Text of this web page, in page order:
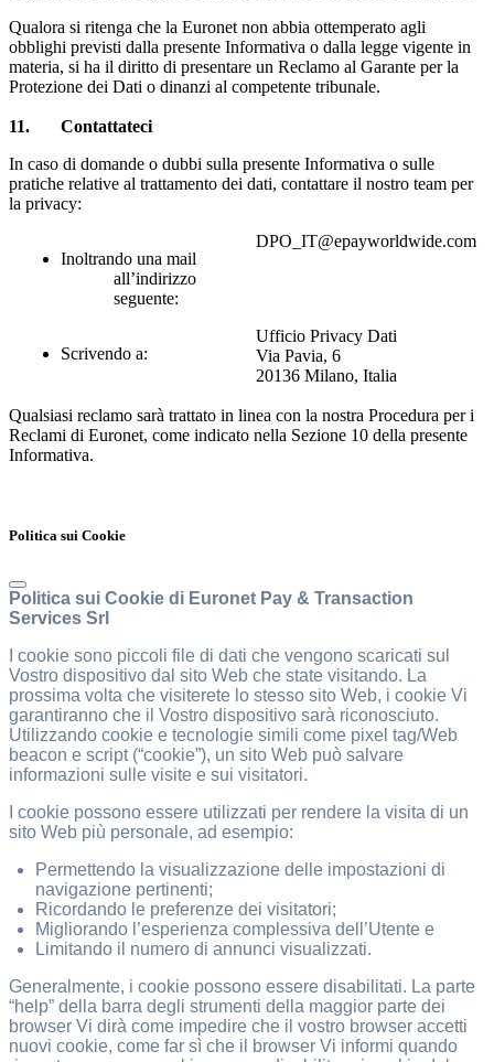
Qualora si ritenga che la Euronet non abbia ottemperato agli
obblighi previsti dalla presente Informativa o dalla legge vigente in
materia, si ha il diritto di presentare un Reclamo al Garante per la
Protezione dei Dati o dinanzi al competente tribunale.
11. Contattateci
In caso di domande o dubbi sulla presente Informativa o sulle
pratiche relative al trattamento dei dati, contattare il nostro team per
la privacy:
Inoltrando una mail
all’indirizzo
seguente:
DPO_IT@epayworldwide.com
Scrivendo a:
Ufficio Privacy Dati
Via Pavia, 6
20136 Milano, Italia
Qualsiasi reclamo sarà trattato in linea con la nostra Procedura per i
Reclami di Euronet, come indicato nella Sezione 10 della presente
Informativa.
Politica sui Cookie
Politica sui Cookie di Euronet Pay & Transaction
Services Srl
I cookie sono piccoli file di dati che vengono scaricati sul
Vostro dispositivo dal sito Web che state visitando. La
prossima volta che visiterete lo stesso sito Web, i cookie Vi
garantiranno che il Vostro dispositivo sarà riconosciuto.
Utilizzando cookie e tecnologie simili come pixel tag/Web
beacon e script (“cookie”), un sito Web può salvare
informazioni sulle visite e sui visitatori.
I cookie possono essere utilizzati per rendere la visita di un
sito Web più personale, ad esempio:
Permettendo la visualizzazione delle impostazioni di
navigazione pertinenti;
Ricordando le preferenze dei visitatori;
Migliorando l’esperienza complessiva dell’Utente e
Limitando il numero di annunci visualizzati.
Generalmente, i cookie possono essere disabilitati. La parte
“help” della barra degli strumenti della maggior parte dei
browser Vi dirà come impedire che il vostro browser accetti
nuovi cookie, come far sì che il browser Vi informi quando